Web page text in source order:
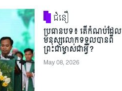
ជំនឿ
ប្រធានបទ៖ តើកំណប់ដែល
មនុស្សលោកទទួលបានពី
ព្រះជាម្ចាស់ជាអ្វី?
May 08, 2026